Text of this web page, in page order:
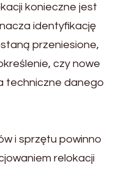
konieczne jest
identyfikację
przeniesione,
czy nowe
techniczne danego
i sprzętu powinno
relokacji